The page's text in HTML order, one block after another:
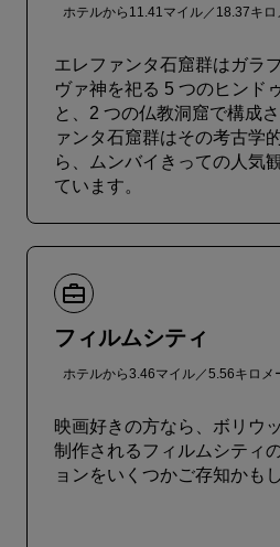
ホテルから11.41マイル／18.37キ
エレファンタ石窟群はガラ
ヴァ神を祀る 5 つのヒンド
と、2 つの仏教洞窟で構成
ァンタ石窟群はその考古学
ら、ムンバイきっての人気
ています。
フィルムシティ
ホテルから3.46マイル／5.56キロメ
映画好きの方なら、ボリウ
制作されるフィルムシティ
ョンをいくつかご存知かも